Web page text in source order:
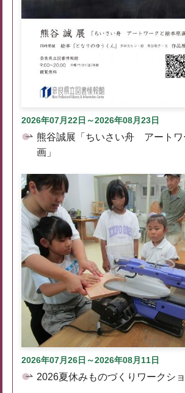
2026年07月22日～2026年08月23日
熊谷誠展「ちいさい舟 アートワ
画」
2026年07月26日～2026年08月11日
2026夏休みものづくりワークシ